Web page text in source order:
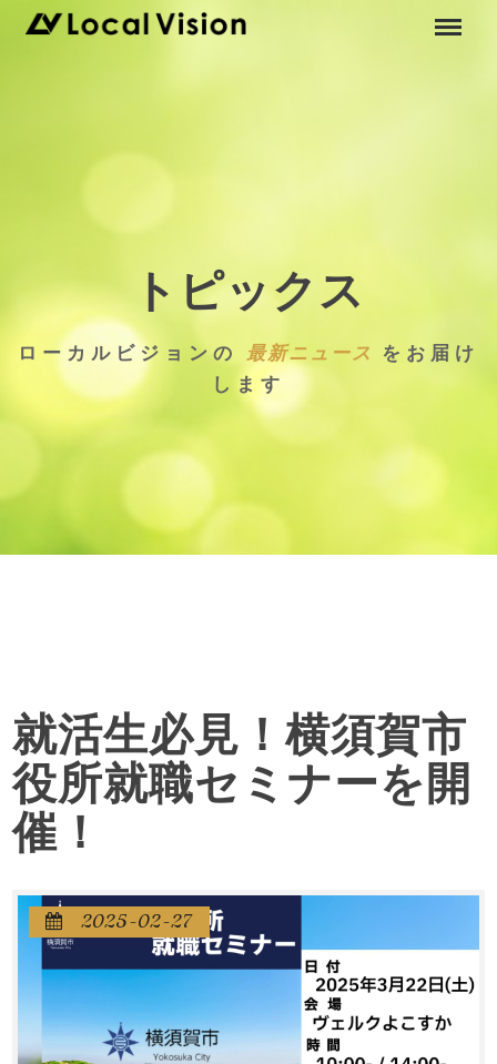
トピックス
ローカルビジョンの 最新ニュース
をお届け
します
就活生必見！横須賀市
役所就職セミナーを開
催！
 2025-02-27